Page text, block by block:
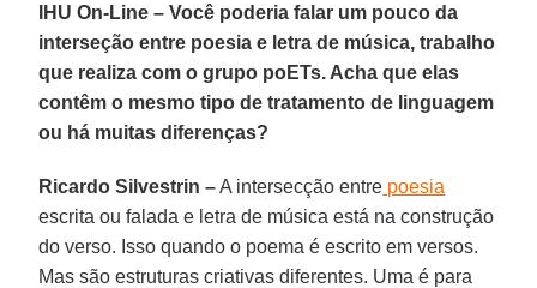
IHU On-Line – Você poderia falar um pouco da
interseção entre poesia e letra de música, trabalho
que realiza com o grupo poETs. Acha que elas
contêm o mesmo tipo de tratamento de linguagem
ou há muitas diferenças?
Ricardo Silvestrin –A intersecção entre poesia
escrita ou falada e letra de música está na construção
do verso. Isso quando o poema é escrito em versos.
Mas são estruturas criativas diferentes. Uma é para